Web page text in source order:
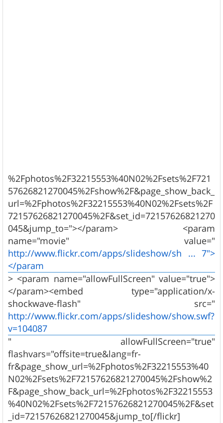
%2Fphotos%2F32215553%40N02%2Fsets%2F721
57626821270045%2Fshow%2F&page_show_back_
url=%2Fphotos%2F32215553%40N02%2Fsets%2F
72157626821270045%2F&set_id=72157626821270
045&jump_to="></param> <param
name="movie" value="
http://www.flickr.com/apps/slideshow/sh ... 7">
</param
> <param name="allowFullScreen" value="true">
</param><embed type="application/x-
shockwave-flash" src="
http://www.flickr.com/apps/slideshow/show.swf?
v=104087
" allowFullScreen="true"
flashvars="offsite=true&lang=fr-
fr&page_show_url=%2Fphotos%2F32215553%40
N02%2Fsets%2F72157626821270045%2Fshow%2
F&page_show_back_url=%2Fphotos%2F32215553
%40N02%2Fsets%2F72157626821270045%2F&set
_id=72157626821270045&jump_to[/flickr]